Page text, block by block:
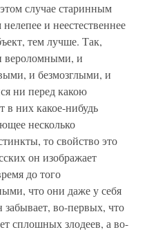
случае старинным
и неестественнее
тем лучше. Так,
вероломными, и
и безмозглыми, и
ни перед какою
в них какое-нибудь
несколько
то свойство это
он изображает
до того
что они даже у себя
во-первых, что
сплошных злодеев, а во-